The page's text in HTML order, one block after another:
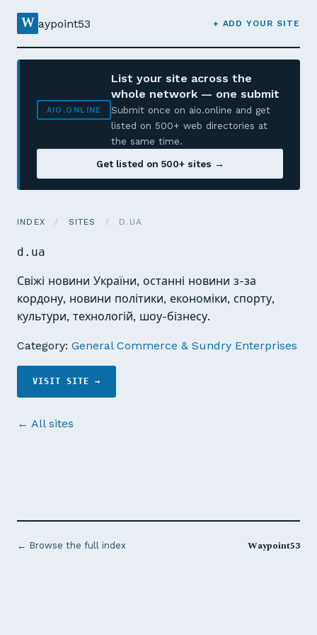
W aypoint53 + ADD YOUR SITE
AIO.ONLINE
List your site across the
whole network — one submit
Submit once on aio.online and get
listed on 500+ web directories at
the same time.
Get listed on 500+ sites →
INDEX / SITES / D.UA
d.ua
Свіжі новини України, останні новини з-за
кордону, новини політики, економіки, спорту,
культури, технологій, шоу-бізнесу.
Category: General Commerce & Sundry Enterprises
VISIT SITE →
← All sites
← Browse the full index Waypoint53